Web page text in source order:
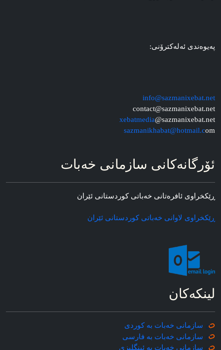
په‌یوه‌ندی ئه‌له‌کترۆنی:
info@sazmanixebat.net
contact@sazmanixebat.net
xebatmedia@sazmanixebat.net
sazmanikhabat@hotmail.com
ئۆرگانه‌کانی سازمانی خه‌بات
ڕێکخراوی ئافره‌تانی خه‌باتی کوردستانی ئێران
ڕێکخراوی لاوانی خه‌باتی کوردستانی ئێران
لینکه‌کان
سازمانی خه‌بات به کوردی
سازمانی خه‌بات به فارسی
سازمانی خه‌بات به ئینگلیزی